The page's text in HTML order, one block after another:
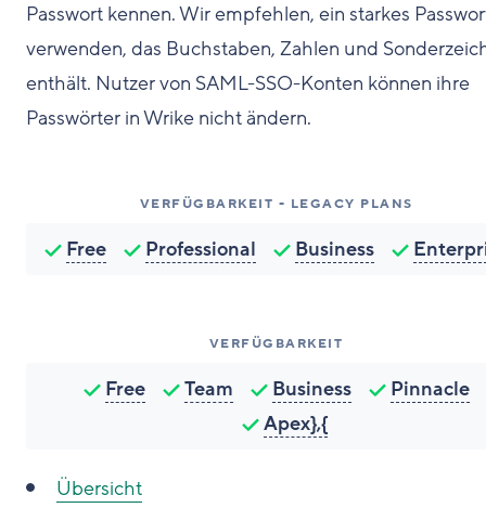
Passwort kennen. Wir empfehlen, ein starkes
verwenden, das Buchstaben, Zahlen und
enthält. Nutzer von SAML-SSO-Konten können ihre
Passwörter in Wrike nicht ändern.
VERFÜGBARKEIT - LEGACY PLANS
Free Professional Business
VERFÜGBARKEIT
Free Team Business
Pinnacle
Apex},{
Übersicht